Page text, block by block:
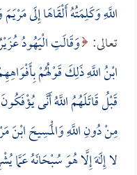
اللَّهِ وَكَلِمَتُهُ أَلْقَاهَا إِلَى
تعالى: وَقَالَتِ الْيَهُودُ
ابْنُ اللَّهِ ذَلِكَ قَوْلُهُمْ
قَبْلُ قَاتَلَهُمُ اللَّهُ أَنَّى يُؤْفَكُونَ
مِنْ دُونِ اللَّهِ وَالْمَسِيحَ ابْنَ
لا إِلَهَ إِلَّا هُوَ سُبْحَانَهُ عَمَّا